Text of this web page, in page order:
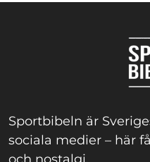
Sportbibeln är
sociala medier – här